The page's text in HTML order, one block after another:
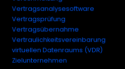
Vertragsanalysesoftware
Vertragsprüfung
Vertragsübernahme
Vertraulichkeitsvereinbarung
virtuellen Datenraums (VDR)
Zielunternehmen